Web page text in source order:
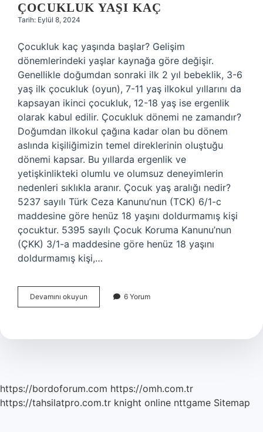
ÇOCUKLUK YAŞI KAÇ
Tarih: Eylül 8, 2024
Çocukluk kaç yaşında başlar? Gelişim
dönemlerindeki yaşlar kaynağa göre değişir.
Genellikle doğumdan sonraki ilk 2 yıl bebeklik, 3-6
yaş ilk çocukluk (oyun), 7-11 yaş ilkokul yıllarını da
kapsayan ikinci çocukluk, 12-18 yaş ise ergenlik
olarak kabul edilir. Çocukluk dönemi ne zamandır?
Doğumdan ilkokul çağına kadar olan bu dönem
aslında kişiliğimizin temel direklerinin oluştuğu
dönemi kapsar. Bu yıllarda ergenlik ve
yetişkinlikteki olumlu ve olumsuz deneyimlerin
nedenleri sıklıkla aranır. Çocuk yaş aralığı nedir?
5237 sayılı Türk Ceza Kanunu’nun (TCK) 6/1-c
maddesine göre henüz 18 yaşını doldurmamış kişi
çocuktur. 5395 sayılı Çocuk Koruma Kanunu’nun
(ÇKK) 3/1-a maddesine göre henüz 18 yaşını
doldurmamış kişi,…
Devamını okuyun Çocukluk
Yaşı
6 Yorum
https://bordoforum.com https://omh.com.tr
https://tahsilatpro.com.tr knight online nttgame Sitemap